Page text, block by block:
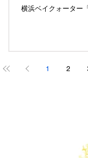
横浜ベイクォーター
1 2